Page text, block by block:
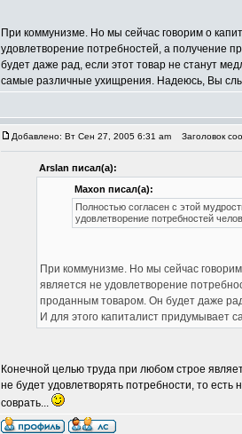
При коммунизме. Но мы сейчас говорим о
удовлетворение потребностей, а получение
будет даже рад, если этот товар не станут
самые различные ухищрения. Надеюсь, Вы
Добавлено: Вт Сен 27, 2005 6:31 am Заголовок
Arslan писал(а):
Maxon писал(а):
Полностью согласен с этой
удовлетворение потребностей
При коммунизме. Но мы сейчас
является не удовлетворение
проданным товаром. Он будет даже
И для этого капиталист
Конечной целью труда при любом строе
не будет удовлетворять потребности, то
соврать...